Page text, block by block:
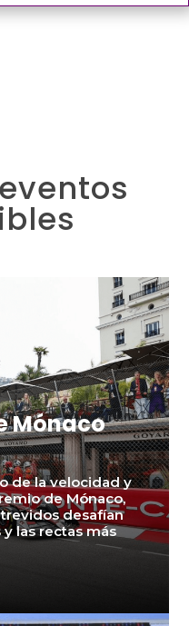
Mónaco
de la velocidad y
de Mónaco,
desafían
y las rectas más